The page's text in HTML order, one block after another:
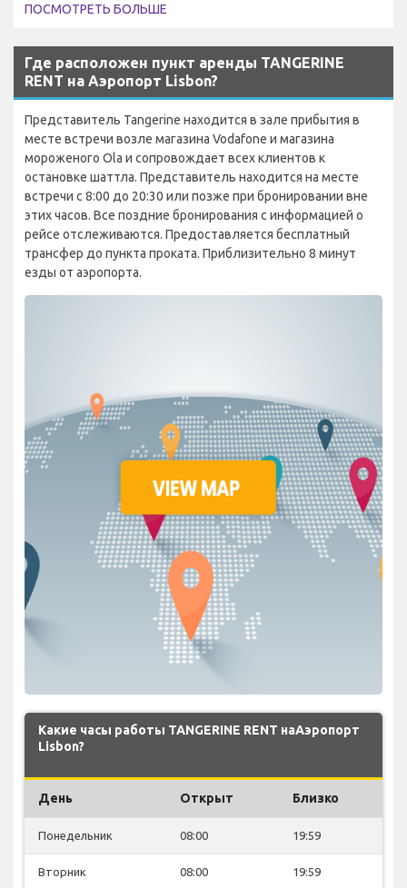
ПОСМОТРЕТЬ БОЛЬШЕ
Где расположен пункт аренды TANGERINE
RENT на Аэропорт Lisbon?
Представитель Tangerine находится в зале прибытия в
месте встречи возле магазина Vodafone и магазина
мороженого Ola и сопровождает всех клиентов к
остановке шаттла. Представитель находится на месте
встречи с 8:00 до 20:30 или позже при бронировании вне
этих часов. Все поздние бронирования с информацией о
рейсе отслеживаются. Предоставляется бесплатный
трансфер до пункта проката. Приблизительно 8 минут
езды от аэропорта.
Какие часы работы TANGERINE RENT наАэропорт
Lisbon?
День Открыт Близко
Понедельник 08:00 19:59
Вторник 08:00 19:59